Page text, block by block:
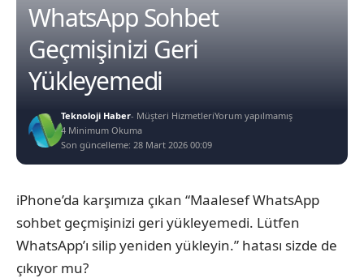
WhatsApp Sohbet
Geçmişinizi Geri
Yükleyemedi
Son güncelleme: 28 Mart 2026 00:09
Teknoloji Haber- Müşteri HizmetleriYorum yapılmamış
4 Minimum Okuma
iPhone’da karşımıza çıkan “Maalesef WhatsApp
sohbet geçmişinizi geri yükleyemedi. Lütfen
WhatsApp’ı silip yeniden yükleyin.” hatası sizde de
çıkıyor mu?